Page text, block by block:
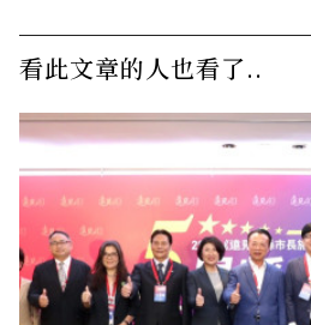
看此文章的人也看了..